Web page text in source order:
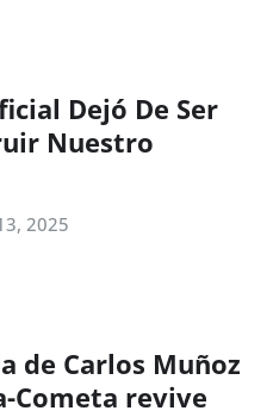
Dejó De Ser
Nuestro
2025
de Carlos Muñoz
Cometa revive